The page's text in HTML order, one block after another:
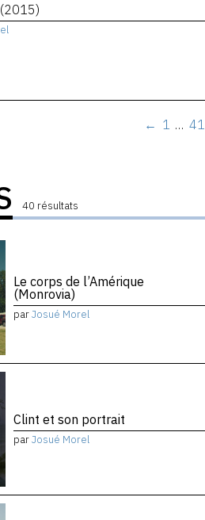
(2015)
← 1 … 41
40 résultats
Le corps de l’Amérique
(Monrovia)
parJosué Morel
Clint et son portrait
parJosué Morel